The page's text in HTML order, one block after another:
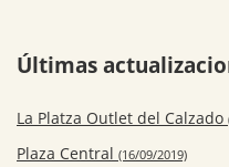
Últimas
La Platza Outlet del Calzado
Plaza Central (16/09/2019)